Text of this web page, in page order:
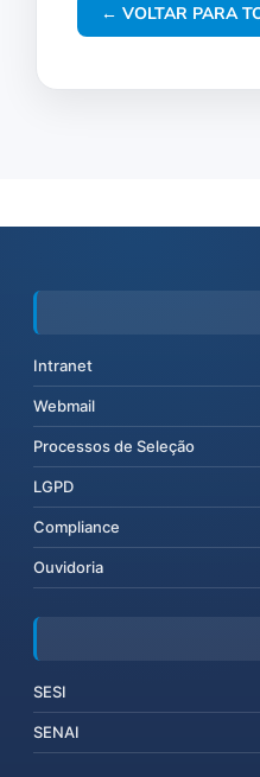
← VOLTAR PARA
Intranet
Webmail
Processos de Seleção
LGPD
Compliance
Ouvidoria
SESI
SENAI